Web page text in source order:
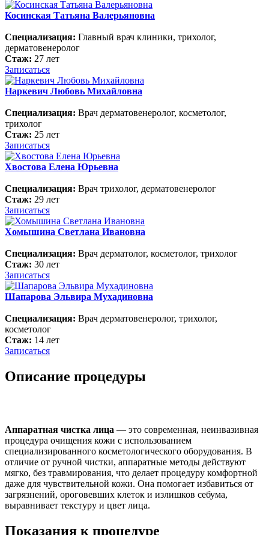
Косинская Татьяна Валерьяновна
Специализация: Главный врач клиники, трихолог,
дерматовенеролог
Стаж: 27 лет
Записаться
Наркевич Любовь Михайловна
Специализация: Врач дерматовенеролог, косметолог,
трихолог
Стаж: 25 лет
Записаться
Хвостова Елена Юрьевна
Специализация: Врач трихолог, дерматовенеролог
Стаж: 29 лет
Записаться
Хомышина Светлана Ивановна
Специализация: Врач дерматолог, косметолог, трихолог
Стаж: 30 лет
Записаться
Шапарова Эльвира Мухадиновна
Специализация: Врач дерматовенеролог, трихолог,
косметолог
Стаж: 14 лет
Записаться
Описание процедуры
Аппаратная чистка лица — это современная, неинвазивная
процедура очищения кожи с использованием
специализированного косметологического оборудования. В
отличие от ручной чистки, аппаратные методы действуют
мягко, без травмирования, что делает процедуру комфортной
даже для чувствительной кожи. Она помогает избавиться от
загрязнений, ороговевших клеток и излишков себума,
выравнивает текстуру и цвет лица.
Показания к процедуре